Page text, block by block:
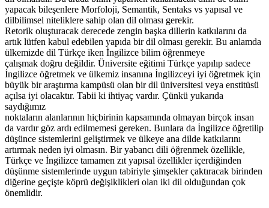
yapacak bileşenlere Morfoloji, Semantik, Sentaks vs yapısal ve
dilbilimsel niteliklere sahip olan dil olması gerekir.
Retorik oluşturacak derecede zengin başka dillerin katkılarını da
artık lütfen kabul edebilen yapıda bir dil olması gerekir. Bu anlamda
ülkemizde dil Türkçe iken İngilizce bilim öğrenmeye
çalışmak doğru değildir. Üniversite eğitimi Türkçe yapılıp sadece
İngilizce öğretmek ve ülkemiz insanına İngilizceyi iyi öğretmek için
büyük bir araştırma kampüsü olan bir dil üniversitesi veya enstitüsü
açılsa iyi olacaktır. Tabii ki ihtiyaç vardır. Çünkü yukarıda
saydığımız
noktaların alanlarının hiçbirinin kapsamında olmayan birçok insan
da vardır göz ardı edilmemesi gereken. Bunlara da İngilizce öğretilip
düşünce sistemlerini geliştirmek ve ülkeye ana dilde katkılarını
artırmak neden iyi olmasın. Bir yabancı dili öğrenmek özellikle,
Türkçe ve İngilizce tamamen zıt yapısal özellikler içerdiğinden
düşünme sistemlerinde uygun tabiriyle şimşekler çaktıracak birinden
diğerine geçişte köprü değişiklikleri olan iki dil olduğundan çok
önemlidir.